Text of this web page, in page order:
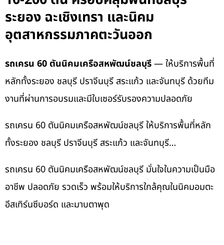
ระยอง ฉะเชิงเทรา และนิคม
อุตสาหกรรมภาคตะวันออก
รถเครน 60 ตันนิคมเครือสหพัฒน์ชลบุรี— ให้บริการพื้นที่
หลักทั้งระยอง ชลบุรี ปราจีนบุรี สระแก้ว และจันทบุรี ด้วยทีม
งานที่ผ่านการอบรมและมีใบเซอร์รับรองความปลอดภัย
รถเครน 60 ตันนิคมเครือสหพัฒน์ชลบุรี ให้บริการพื้นที่หลัก
ทั้งระยอง ชลบุรี ปราจีนบุรี สระแก้ว และจันทบุรี…
รถเครน 60 ตันนิคมเครือสหพัฒน์ชลบุรี มั่นใจในความเป็นมือ
อาชีพ ปลอดภัย รวดเร็ว พร้อมให้บริการใกล้คุณในนิคมอมตะ
อีสเทิร์นซีบอร์ด และมาบตาพุด